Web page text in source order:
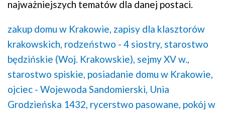
najważniejszych tematów dla danej postaci.
zakup domu w Krakowie, zapisy dla klasztorów
krakowskich, rodzeństwo - 4 siostry, starostwo
będzińskie (Woj. Krakowskie), sejmy XV w.,
starostwo spiskie, posiadanie domu w Krakowie,
ojciec - Wojewoda Sandomierski, Unia
Grodzieńska 1432, rycerstwo pasowane, pokój w